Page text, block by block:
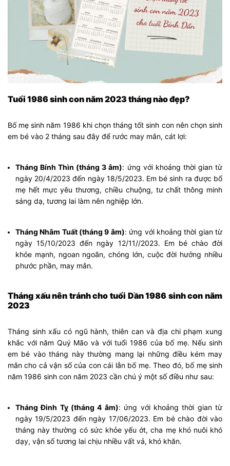
Tuổi 1986 sinh con năm 2023 tháng nào đẹp?
Bố mẹ sinh năm 1986 khi chọn tháng tốt sinh con nên chọn sinh
em bé vào 2 tháng sau đây để rước may mắn, cát lợi:
Tháng Bính Thìn (tháng 3 âm): ứng với khoảng thời gian từ
ngày 20/4/2023 đến ngày 18/5/2023. Em bé sinh ra được bố
mẹ hết mực yêu thương, chiều chuộng, tư chất thông minh
sáng dạ, tương lai làm nên nghiệp lớn.
Tháng Nhâm Tuất (tháng 9 âm): ứng với khoảng thời gian từ
ngày 15/10/2023 đến ngày 12/11//2023. Em bé chào đời
khỏe mạnh, ngoan ngoãn, chóng lớn, cuộc đời hưởng nhiều
phước phần, may mắn.
Tháng xấu nên tránh cho tuổi Dần 1986 sinh con năm
2023
Tháng sinh xấu có ngũ hành, thiên can và địa chi phạm xung
khắc với năm Quý Mão và với tuổi 1986 của bố mẹ. Nếu sinh
em bé vào tháng này thường mang lại những điều kém may
mắn cho cả vận số của con cái lẫn bố mẹ. Theo đó, bố mẹ sinh
năm 1986 sinh con năm 2023 cần chú ý một số điều như sau:
Tháng Đinh Tỵ (tháng 4 âm): ứng với khoảng thời gian từ
ngày 19/5/2023 đến ngày 17/06/2023. Em bé chào đời vào
tháng này thường có sức khỏe yếu ớt, cha mẹ khó nuôi khó
dạy, vận số tương lai chịu nhiều vất vả, khó khăn.